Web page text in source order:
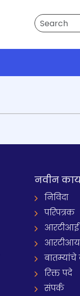
Search
नवीन
निविदा
परिपत्रक
आरटीआई
आरटीआय
रिक्त पदे
संपर्क